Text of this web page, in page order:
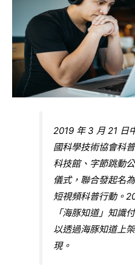
2019 年 3 月 21 日
國科學技術協會科
科技館、字節跳動
儀式，聯合發起名
短視頻科普行動。
「海豚知道」知識
以透過海豚知道上
現。